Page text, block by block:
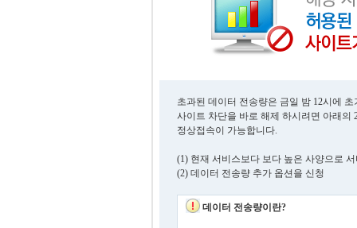
초과된 데이터 전송량은 금일 밤 12시에
사이트 차단을 바로 해제 하시려면 아래의
정상접속이 가능합니다.
(1) 현재 서비스보다 보다 높은 사양으로
(2) 데이터 전송량 추가 옵션을 신청
데이터 전송량이란?